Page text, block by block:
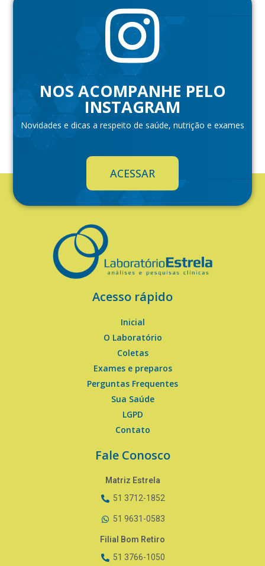
NOS ACOMPANHE PELO
INSTAGRAM
Novidades e dicas a respeito de saúde, nutrição e exames
ACESSAR
Acesso rápido
Inicial
O Laboratório
Coletas
Exames e preparos
Perguntas Frequentes
Sua Saúde
LGPD
Contato
Fale Conosco
Matriz Estrela
51 3712-1852
51 9631-0583
Filial Bom Retiro
51 3766-1050